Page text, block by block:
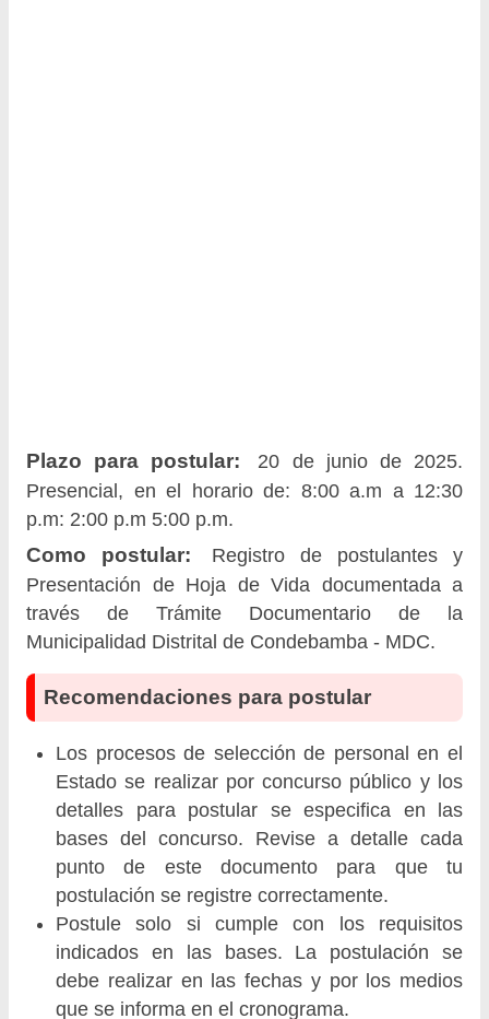
Plazo para postular:
20 de junio de 2025.
Presencial, en el horario de: 8:00 a.m a 12:30
p.m: 2:00 p.m 5:00 p.m.
Como postular:
Registro de postulantes y
Presentación de Hoja de Vida documentada a
través de Trámite Documentario de la
Municipalidad Distrital de Condebamba - MDC.
Recomendaciones para postular
Los procesos de selección de personal en el
Estado se realizar por concurso público y los
detalles para postular se especifica en las
bases del concurso. Revise a detalle cada
punto de este documento para que tu
postulación se registre correctamente.
Postule solo si cumple con los requisitos
indicados en las bases. La postulación se
debe realizar en las fechas y por los medios
que se informa en el cronograma.